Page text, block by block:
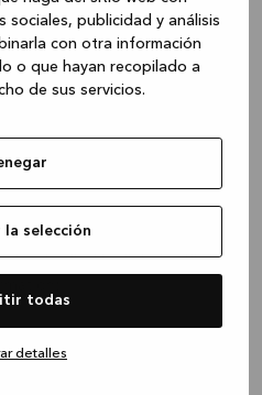
sociales, publicidad y análisis
con otra información
o que hayan recopilado a
de sus servicios.
la selección
todas
detalles
exception has occurred
browser console for more